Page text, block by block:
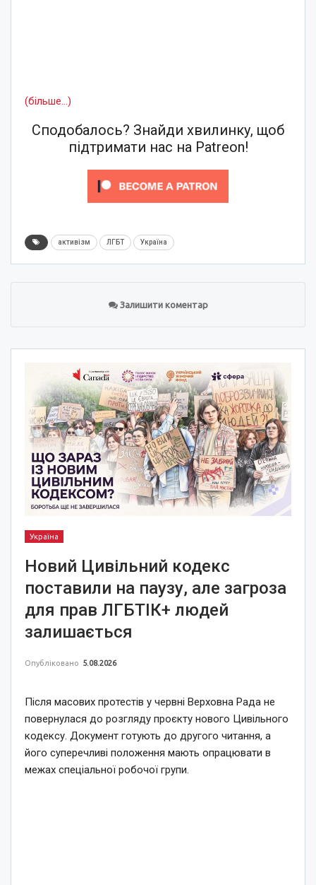
(більше…)
Сподобалось? Знайди хвилинку, щоб
підтримати нас на Patreon!
активізм ЛГБТ Україна
Залишити коментар
Україна
Новий Цивільний кодекс
поставили на паузу, але загроза
для прав ЛГБТІК+ людей
залишається
Опубліковано 5.08.2026
Після масових протестів у червні Верховна Рада не
повернулася до розгляду проєкту нового Цивільного
кодексу. Документ готують до другого читання, а
його суперечливі положення мають опрацювати в
межах спеціальної робочої групи.